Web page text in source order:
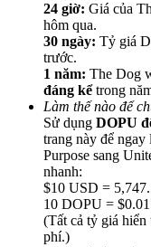
BTC Welcome
Deposit & Trade
24 giờ: Giá của
hôm qua.
30 ngày: Tỷ giá
trước.
1 năm: The Dog
đáng kểtrong
Làm thế nào để
Sử dụng DOPU
trang này để
Purpose sang
nhanh:
$10 USD =
10 DOPU =
(Tất cả tỷ giá
phí.)